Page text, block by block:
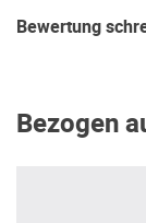
Bewertung
Bezogen